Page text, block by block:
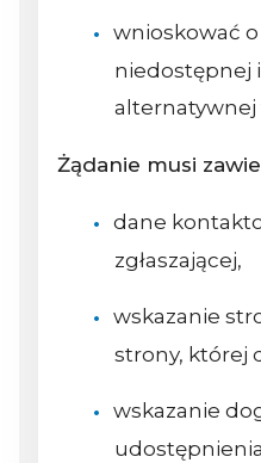
wnioskować
niedostępnej
alternatywnej
Żądanie musi
dane
zgłaszającej,
wskazanie
strony, której
wskazanie